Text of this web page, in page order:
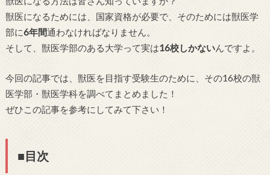
獣医になるためには、国家資格が必要で、そのためには獣医学
部に6年間通わなければなりません。
そして、獣医学部のある大学って実は16校しかないんですよ。
今回の記事では、獣医を目指す受験生のために、その16校の獣
医学部・獣医学科を調べてまとめました！
ぜひこの記事を参考にしてみて下さい！
■目次